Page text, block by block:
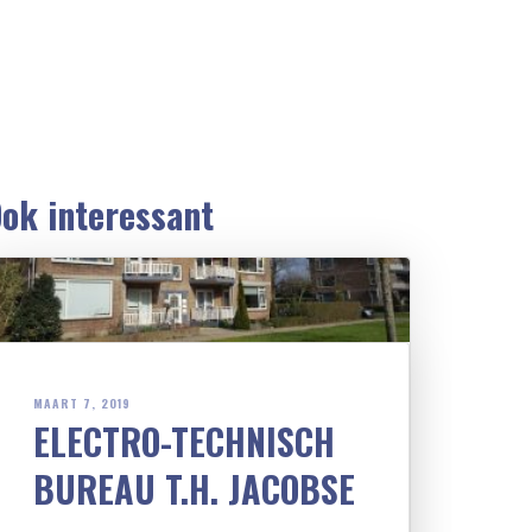
interessant
MAART 7, 2019
ELECTRO-TECHNISCH
BUREAU T.H. JACOBSE